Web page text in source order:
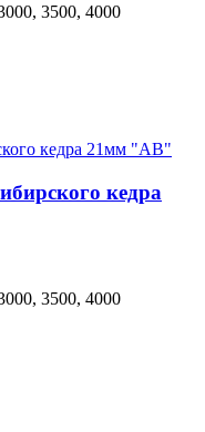
3500, 4000
кедра
3500, 4000